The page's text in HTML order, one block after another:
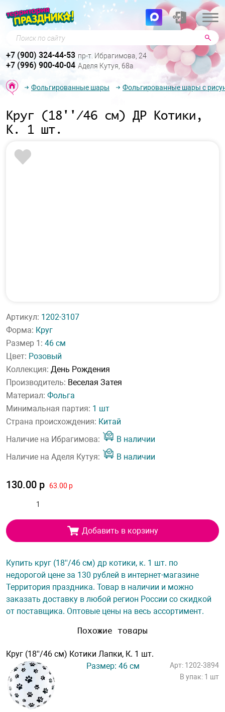
Поиск по сайту
+7 (900) 324-44-53 пр-т. Ибрагимова, 24
+7 (996) 900-40-04 Аделя Кутуя, 68а
Фольгированные шары Фольгированные шары с
Круг (18''/46 см) ДР Котики,
К. 1 шт.
Артикул: 1202-3107
Форма: Круг
Размер 1: 46 см
Цвет: Розовый
Коллекция: День Рождения
Производитель: Веселая Затея
Материал: Фольга
Минимальная партия: 1 шт
Страна происхождения: Китай
Наличие на Ибрагимова:
В наличии
Наличие на Аделя Кутуя:
В наличии
130.00 р 63.00 р
Добавить в корзину
Купить круг (18''/46 см) др котики, к. 1 шт. по
недорогой цене за 130 рублей в интернет-магазине
Территория праздника. Товар в наличии и можно
заказать доставку в любой регион России со скидкой
от поставщика. Оптовые цены на весь ассортимент.
Похожие товары
Круг (18''/46 см) Котики Лапки, К. 1 шт.
Размер: 46 см
Арт: 1202-3894
В упак: 1 шт